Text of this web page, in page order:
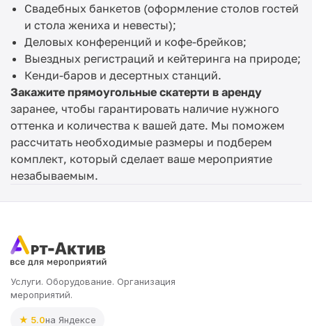
Свадебных банкетов (оформление столов гостей
и стола жениха и невесты);
Деловых конференций и кофе-брейков;
Выездных регистраций и кейтеринга на природе;
Кенди-баров и десертных станций.
Закажите прямоугольные скатерти в аренду
заранее, чтобы гарантировать наличие нужного
оттенка и количества к вашей дате. Мы поможем
рассчитать необходимые размеры и подберем
комплект, который сделает ваше мероприятие
незабываемым.
Услуги. Оборудование. Организация
мероприятий.
★ 5.0на Яндексе